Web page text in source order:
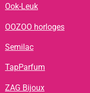
Ook-Leuk
OOZOO horloges
Semilac
TapParfum
ZAG Bijoux